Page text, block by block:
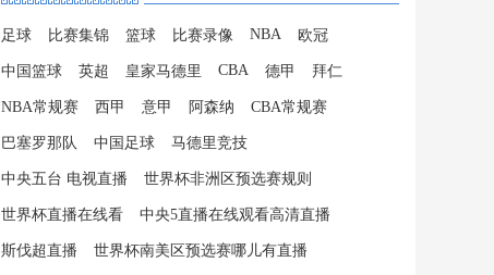
足球 比赛集锦 篮球 比赛录像 NBA 欧冠
中国篮球 英超 皇家马德里 CBA 德甲 拜仁
NBA常规赛 西甲 意甲 阿森纳 CBA常规赛
巴塞罗那队 中国足球 马德里竞技
中央五台 电视直播 世界杯非洲区预选赛规则
世界杯直播在线看 中央5直播在线观看高清直播
斯伐超直播 世界杯南美区预选赛哪儿有直播